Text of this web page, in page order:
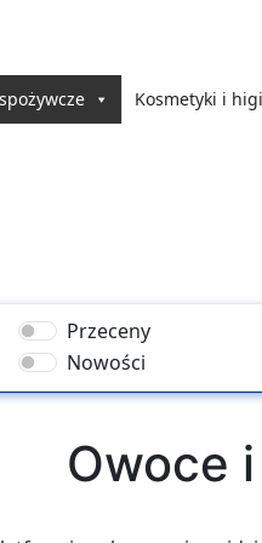
Kosmetyki i
Przeceny
Nowości
Owoce